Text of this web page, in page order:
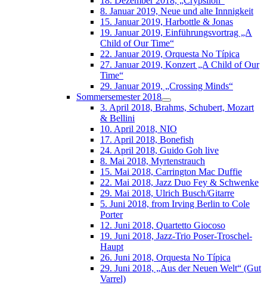
8. Januar 2019, Neue und alte Innnigkeit
15. Januar 2019, Harbottle & Jonas
19. Januar 2019, Einführungsvortrag „A
Child of Our Time“
22. Januar 2019, Orquesta No Típica
27. Januar 2019, Konzert „A Child of Our
Time“
29. Januar 2019, „Crossing Minds“
Sommersemester 2018
3. April 2018, Brahms, Schubert, Mozart
& Bellini
10. April 2018, NIO
17. April 2018, Bonefish
24. April 2018, Guido Goh live
8. Mai 2018, Myrtenstrauch
15. Mai 2018, Carrington Mac Duffie
22. Mai 2018, Jazz Duo Fey & Schwenke
29. Mai 2018, Ulrich Busch/Gitarre
5. Juni 2018, from Irving Berlin to Cole
Porter
12. Juni 2018, Quartetto Giocoso
19. Juni 2018, Jazz-Trio Poser-Troschel-
Haupt
26. Juni 2018, Orquesta No Típica
29. Juni 2018, „Aus der Neuen Welt“ (Gut
Varrel)